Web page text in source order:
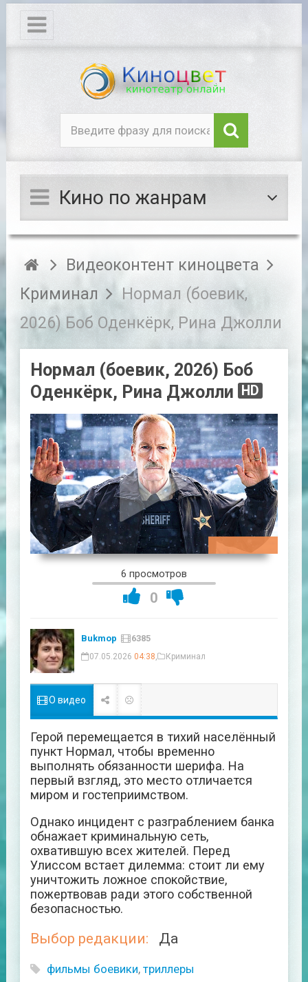
Кино по жанрам
Видеоконтент киноцвета
Криминал
Нормал (боевик,
2026) Боб Оденкёрк, Рина Джолли
Нормал (боевик, 2026) Боб
Оденкёрк, Рина Джолли
HD
01:26:17
6 просмотров
0
Bukmop 6385
07.05.2026 04:38 Криминал
О видео
Герой перемещается в тихий населённый
пункт Нормал, чтобы временно
выполнять обязанности шерифа. На
первый взгляд, это место отличается
миром и гостеприимством.
Однако инцидент с разграблением банка
обнажает криминальную сеть,
охватившую всех жителей. Перед
Улиссом встает дилемма: стоит ли ему
уничтожить ложное спокойствие,
пожертвовав ради этого собственной
безопасностью.
Выбор редакции: Да
фильмы боевики, триллеры